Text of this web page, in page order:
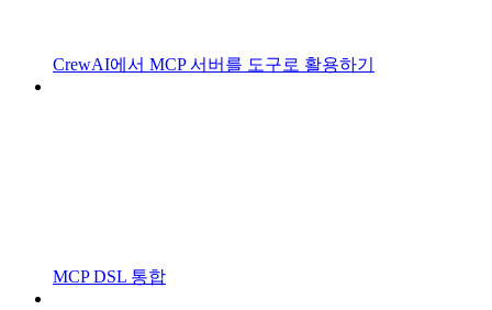
CrewAI에서 MCP 서버를 도구로 활용하기
MCP DSL 통합